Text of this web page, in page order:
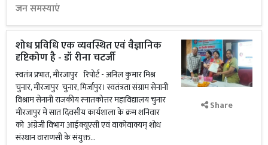
जन समस्याएं
शोध प्रविधि एक व्यवस्थित एवं वैज्ञानिक
दृष्टिकोण है - डॉ रीना चटर्जी
स्वतंत्र प्रभात, मीरजापुर रिपोर्ट - अनिल कुमार मिश्र
चुनार, मीरजापुर चुनार, मिर्जापुर। स्वतंत्रता संग्राम सेनानी
विश्राम सेनानी राजकीय स्नातकोत्तर महाविद्यालय चुनार
मीरजापुर में सात दिवसीय कार्यशाला के क्रम शनिवार
को अंग्रेजी विभाग आईक्यूएसी एवं वाकोवाक्यम् शोध
संस्थान वाराणसी के संयुक्त...
Share